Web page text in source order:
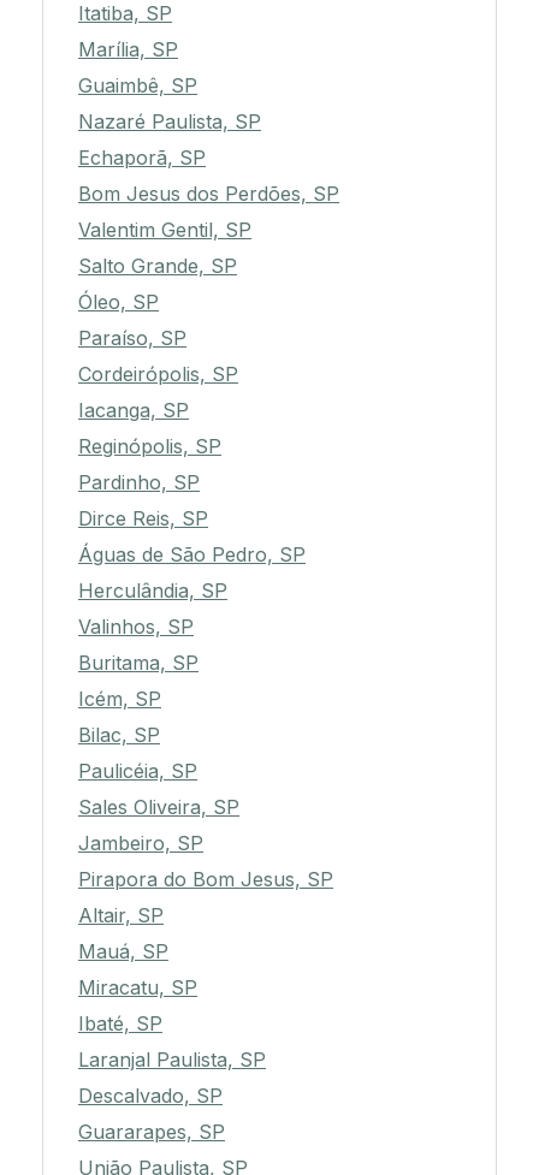
Itatiba, SP
Marília, SP
Guaimbê, SP
Nazaré Paulista, SP
Echaporã, SP
Bom Jesus dos Perdões, SP
Valentim Gentil, SP
Salto Grande, SP
Óleo, SP
Paraíso, SP
Cordeirópolis, SP
Iacanga, SP
Reginópolis, SP
Pardinho, SP
Dirce Reis, SP
Águas de São Pedro, SP
Herculândia, SP
Valinhos, SP
Buritama, SP
Icém, SP
Bilac, SP
Paulicéia, SP
Sales Oliveira, SP
Jambeiro, SP
Pirapora do Bom Jesus, SP
Altair, SP
Mauá, SP
Miracatu, SP
Ibaté, SP
Laranjal Paulista, SP
Descalvado, SP
Guararapes, SP
União Paulista, SP